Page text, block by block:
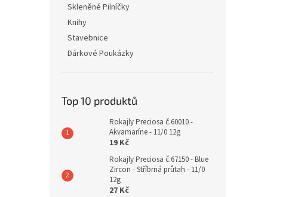
Skleněné Pilníčky
Knihy
Stavebnice
Dárkové Poukázky
Top 10 produktů
Rokajly Preciosa č.60010 -
Akvamaríne - 11/0 12g
19 Kč
Rokajly Preciosa č.67150 - Blue
Zircon - Stříbrná průtah - 11/0
12g
27 Kč